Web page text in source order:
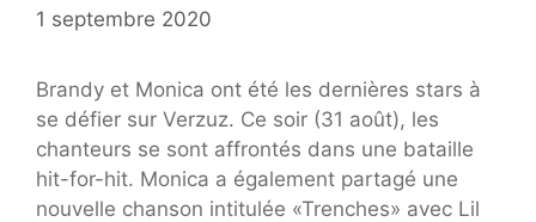
1 septembre 2020
Brandy et Monica ont été les dernières stars à
se défier sur Verzuz. Ce soir (31 août), les
chanteurs se sont affrontés dans une bataille
hit-for-hit. Monica a également partagé une
nouvelle chanson intitulée «Trenches» avec Lil